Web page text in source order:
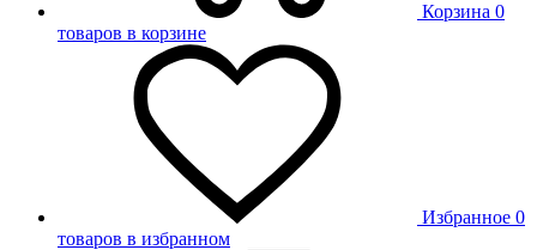
Корзина 0
товаров в корзине
Избранное 0
товаров в избранном